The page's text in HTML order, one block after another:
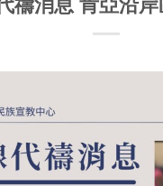
禱消息 肯亞沿